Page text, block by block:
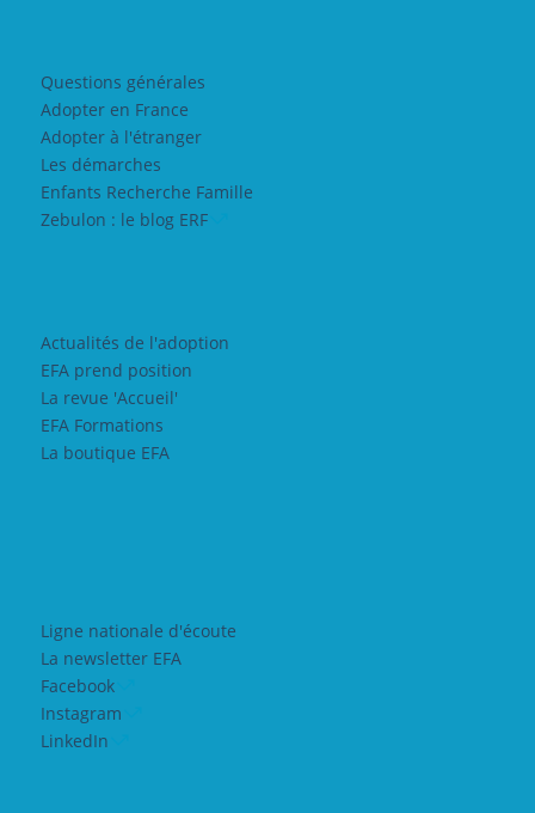
Questions générales
Adopter en France
Adopter à l'étranger
Les démarches
Enfants Recherche Famille
Zebulon : le blog ERF
Actualités de l'adoption
EFA prend position
La revue 'Accueil'
EFA Formations
La boutique EFA
Ligne nationale d'écoute
La newsletter EFA
Facebook
Instagram
LinkedIn